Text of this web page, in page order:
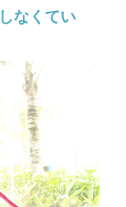
なくてい